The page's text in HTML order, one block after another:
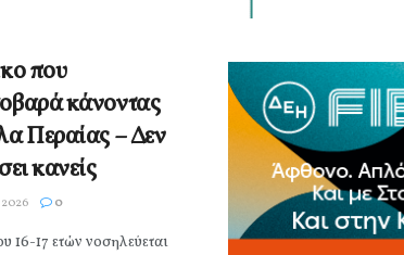
που
κάνοντας
Περαίας – Δεν
κανείς
0
16-17 ετών νοσηλεύεται